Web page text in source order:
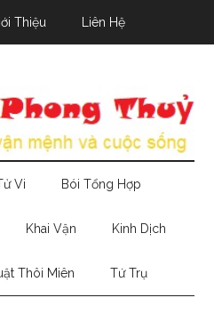
Thiệu Liên Hệ
Vi Bói Tổng Hợp
Khai Vận Kinh Dịch
Thôi Miên Tứ Trụ